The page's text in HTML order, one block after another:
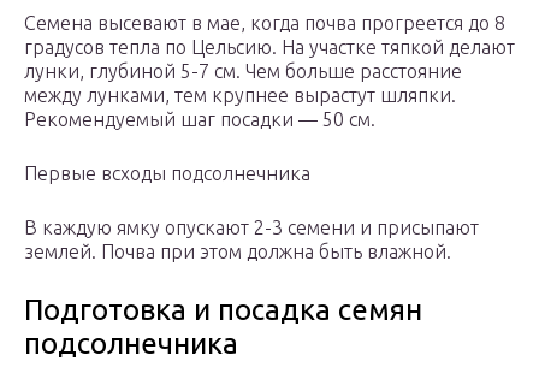
Семена высевают в мае, когда почва прогреется до 8
градусов тепла по Цельсию. На участке тяпкой делают
лунки, глубиной 5-7 см. Чем больше расстояние
между лунками, тем крупнее вырастут шляпки.
Рекомендуемый шаг посадки — 50 см.
Первые всходы подсолнечника
В каждую ямку опускают 2-3 семени и присыпают
землей. Почва при этом должна быть влажной.
Подготовка и посадка семян
подсолнечника